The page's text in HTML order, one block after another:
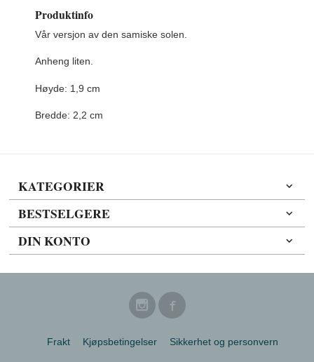
Produktinfo
Vår versjon av den samiske solen.
Anheng liten.
Høyde: 1,9 cm
Bredde: 2,2 cm
KATEGORIER
BESTSELGERE
DIN KONTO
Frakt Kjøpsbetingelser Sikkerhet og personvern